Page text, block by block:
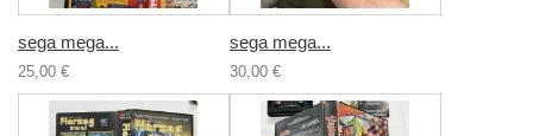
sega mega...
25,00 €
sega mega...
30,00 €